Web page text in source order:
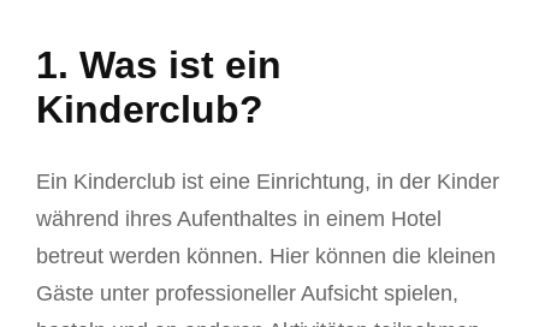
1. Was ist ein
Kinderclub?
Ein Kinderclub ist eine Einrichtung, in der Kinder
während ihres Aufenthaltes in einem Hotel
betreut werden können. Hier können die kleinen
Gäste unter professioneller Aufsicht spielen,